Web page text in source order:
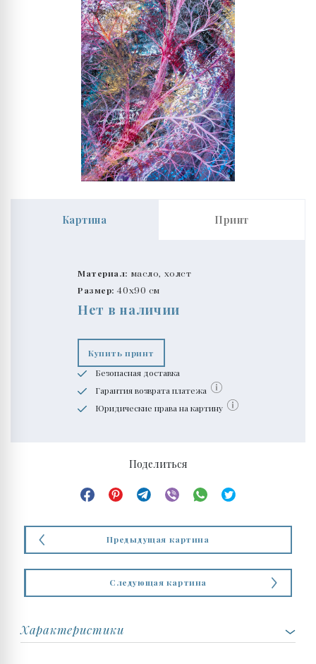
Картина Принт
Материал: масло, холст
Размер: 40x90 см
Нет в наличии
Купить принт
Безопасная доставка
Гарантия возврата платежа
Юридические права на картину
Поделиться
Предыдущая картина
Следующая картина
Характеристики